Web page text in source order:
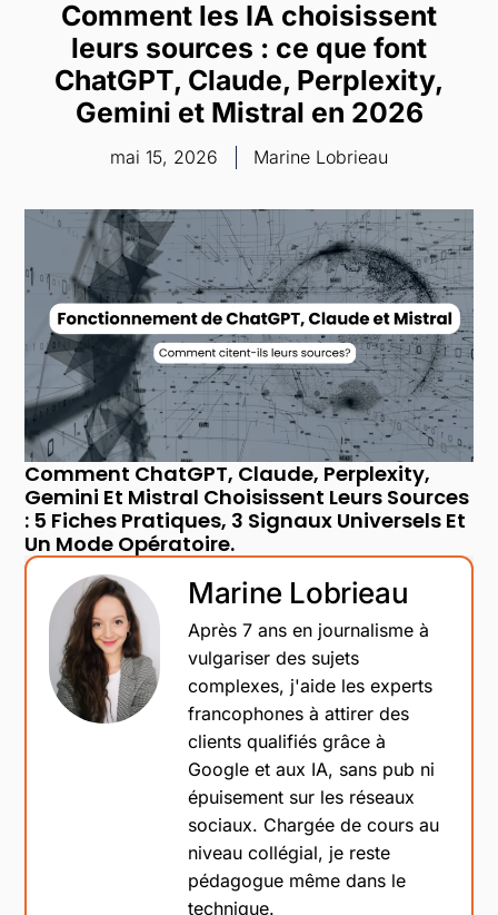
contenu
Comment les IA choisissent
leurs sources : ce que font
ChatGPT, Claude, Perplexity,
Gemini et Mistral en 2026
mai 15, 2026 Marine Lobrieau
Comment ChatGPT, Claude, Perplexity,
Gemini Et Mistral Choisissent Leurs Sources
: 5 Fiches Pratiques, 3 Signaux Universels Et
Un Mode Opératoire.
Marine Lobrieau
Après 7 ans en journalisme à
vulgariser des sujets
complexes, j'aide les experts
francophones à attirer des
clients qualifiés grâce à
Google et aux IA, sans pub ni
épuisement sur les réseaux
sociaux. Chargée de cours au
niveau collégial, je reste
pédagogue même dans le
technique.